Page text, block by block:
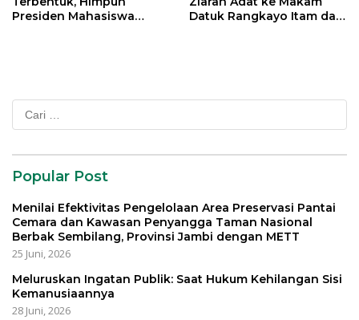
Presiden Mahasiswa
Datuk Rangkayo Itam dan
Popular Post
Menilai Efektivitas Pengelolaan Area Preservasi Pantai
Cemara dan Kawasan Penyangga Taman Nasional
Berbak Sembilang, Provinsi Jambi dengan METT
25 Juni, 2026
Meluruskan Ingatan Publik: Saat Hukum Kehilangan Sisi
Kemanusiaannya
28 Juni, 2026